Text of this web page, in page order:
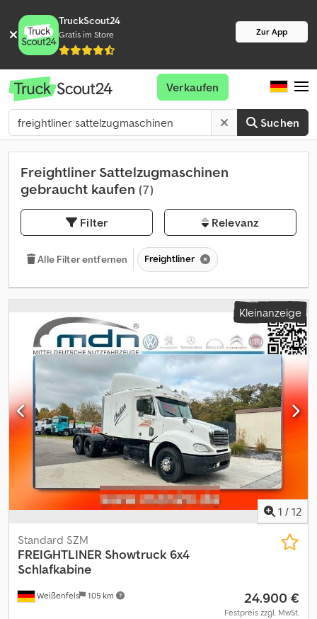
TruckScout24
Gratis im Store Zur App
Suchen
Verkaufen
Freightliner Sattelzugmaschinen
gebraucht kaufen (7)
Filter Relevanz
Alle Filter entfernen Freightliner
Kleinanzeige
1 / 12
Weißenfels 105 km
Standard SZM
FREIGHTLINER Showtruck 6x4
Schlafkabine
24.900 €
Festpreis zzgl. MwSt.